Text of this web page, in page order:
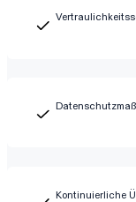
Kontinuierliche